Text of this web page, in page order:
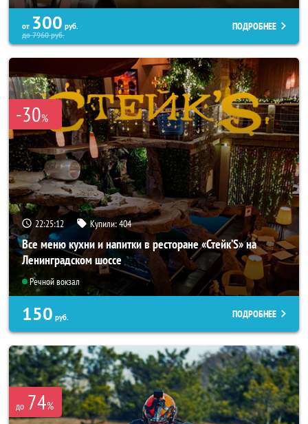
от 300 руб.
до7960руб.
ПОДРОБНЕЕ
-30%
22:25:08 Купили:404
Все меню кухни и напитки в ресторане «Стейк’S» на
Ленинградском шоссе
Речной вокзал
150 руб. ПОДРОБНЕЕ
до 74%